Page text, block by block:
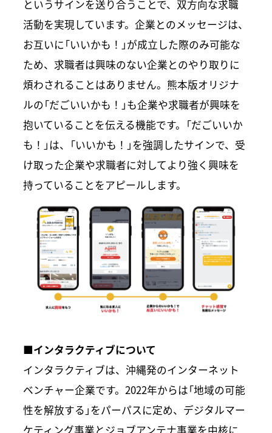
というサインを送り合うことで、双方向な求職
活動を実現しています。企業とのメッセージは、
お互いに「いいかも！」が成立した際のみ可能な
ため、求職者は興味のない企業とのやり取りに
煩わされることはありません。熊本版オリジナ
ルの「だごいいかも！」も企業や求職者が興味を
抱いていることを伝える機能です。「だごいいか
も！」は、「いいかも！」を強調したサインで、受
け取った企業や求職者に対してより強く興味を
持っていることをアピールします。
■インタラクティブについて
インタラクティブは、沖縄発のインターネット
ベンチャー企業です。2022年からは「地域の可能
性を解放する」をパーパスに定め、デジタルマー
ケティング事業とジョブアンテナ事業を中核に